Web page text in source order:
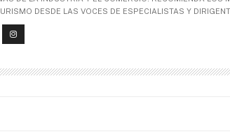
DESDE LAS VOCES DE ESPECIALISTAS Y